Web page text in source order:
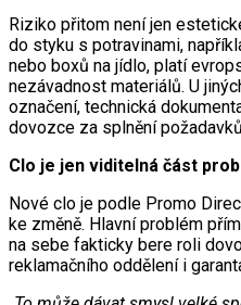
Riziko přitom není jen
do styku s potravinami,
nebo boxů na jídlo, platí
nezávadnost materiálů. U
označení, technická
dovozce za splnění
Clo je jen viditelná část
Nové clo je podle Promo
ke změně. Hlavní problém
na sebe fakticky bere roli
reklamačního oddělení i